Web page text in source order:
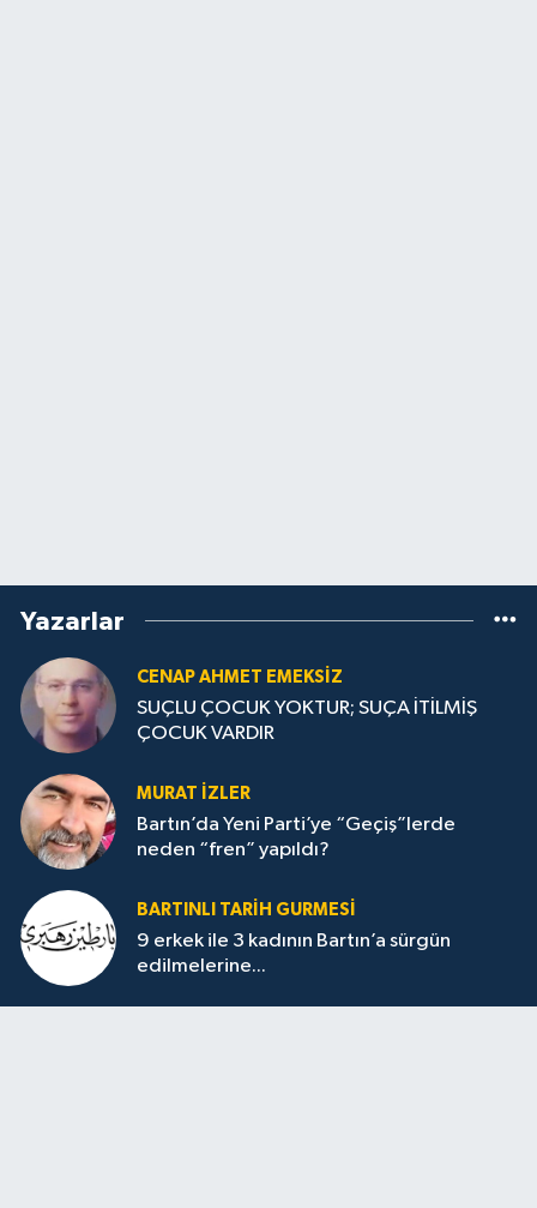
Yazarlar
CENAP AHMET EMEKSİZ
SUÇLU ÇOCUK YOKTUR; SUÇA İTİLMİŞ
ÇOCUK VARDIR
MURAT İZLER
Bartın’da Yeni Parti’ye “Geçiş”lerde
neden “fren” yapıldı?
BARTINLI TARIH GURMESI
9 erkek ile 3 kadının Bartın’a sürgün
edilmelerine...